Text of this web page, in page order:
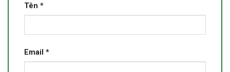
Tên *
Email *